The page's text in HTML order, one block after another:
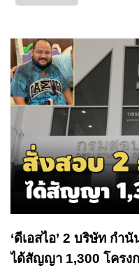
‘ดีเอสไอ’ 2 บริษัท กำ
ได้สัญญา 1,300 โครง